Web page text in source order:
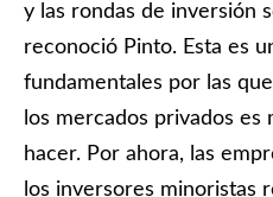
y las rondas de inversión
reconoció Pinto. Esta es
fundamentales por las
los mercados privados
hacer. Por ahora, las
los inversores minoristas